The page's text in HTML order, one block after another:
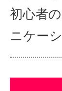
初心者
ニケー